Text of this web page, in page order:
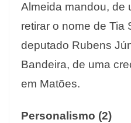
Almeida mandou, de
retirar o nome de Tia
deputado Rubens
Bandeira, de uma
em Matões.
Personalismo (2)